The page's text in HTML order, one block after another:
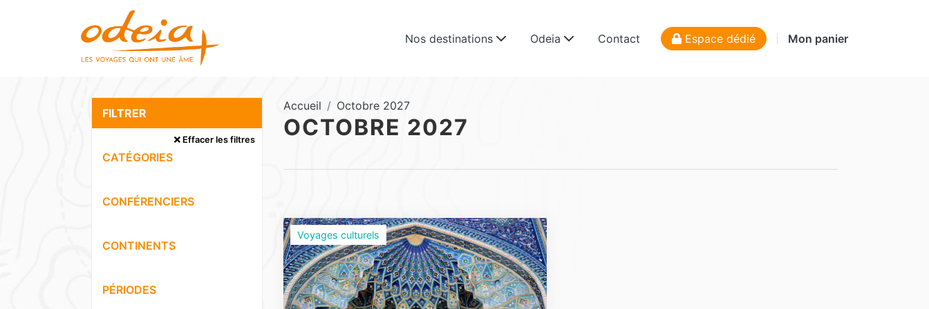
Nos destinations Odeia Contact Espace dédié Mon panier
FILTRER
Effacer les filtres
CATÉGORIES
CONFÉRENCIERS
CONTINENTS
PÉRIODES
Accueil Octobre 2027
OCTOBRE 2027
Voyages culturels